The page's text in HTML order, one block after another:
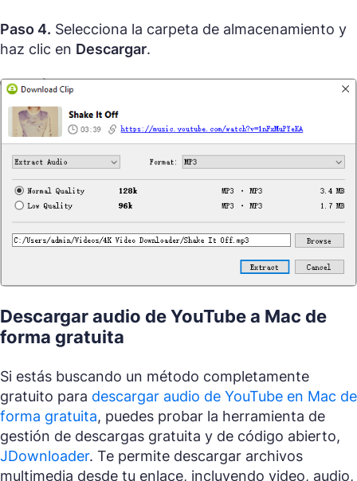
Paso 4. Selecciona la carpeta de almacenamiento y
haz clic en Descargar.
Descargar audio de YouTube a Mac de
forma gratuita
Si estás buscando un método completamente
gratuito para descargar audio de YouTube en Mac de
forma gratuita, puedes probar la herramienta de
gestión de descargas gratuita y de código abierto,
JDownloader. Te permite descargar archivos
multimedia desde tu enlace, incluyendo video, audio,